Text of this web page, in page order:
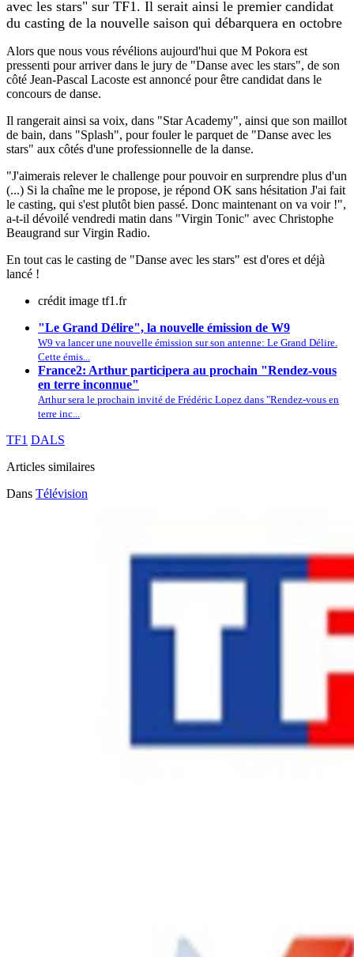
avec les stars" sur TF1. Il serait ainsi le premier candidat
du casting de la nouvelle saison qui débarquera en octobre
Alors que nous vous révélions aujourd'hui que M Pokora est
pressenti pour arriver dans le jury de "Danse avec les stars", de son
côté Jean-Pascal Lacoste est annoncé pour être candidat dans le
concours de danse.
Il rangerait ainsi sa voix, dans "Star Academy", ainsi que son maillot
de bain, dans "Splash", pour fouler le parquet de "Danse avec les
stars" aux côtés d'une professionnelle de la danse.
"J'aimerais relever le challenge pour pouvoir en surprendre plus d'un
(...) Si la chaîne me le propose, je répond OK sans hésitation J'ai fait
le casting, qui s'est plutôt bien passé. Donc maintenant on va voir !",
a-t-il dévoilé vendredi matin dans "Virgin Tonic" avec Christophe
Beaugrand sur Virgin Radio.
En tout cas le casting de "Danse avec les stars" est d'ores et déjà
lancé !
crédit image tf1.fr
"Le Grand Délire", la nouvelle émission de W9
W9 va lancer une nouvelle émission sur son antenne: Le Grand Délire.
Cette émis...
France2: Arthur participera au prochain "Rendez-vous
en terre inconnue"
Arthur sera le prochain invité de Frédéric Lopez dans "Rendez-vous en
terre inc...
TF1 DALS
Articles similaires
Dans Télévision